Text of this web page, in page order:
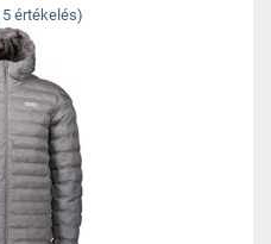
5 értékelés)